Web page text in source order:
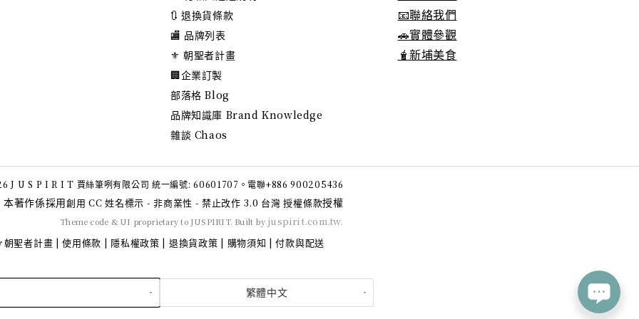
🔃 退換貨條款
🏬 品牌列表
⚜️ 朝聖者計畫
🏢企業訂製
部落格 Blog
品牌知識庫 Brand Knowledge
雜談 Chaos
📧聯絡我們
🚗實體參觀
🧋新埔美食
J U S P I R I T 賈絲筆咧有限公司 統一編號: 60601707。電聯+886 900205436
本著作係採用創用 CC 姓名標示 - 非商業性 - 禁止改作 3.0 台灣 授權條款授權
Theme code & UI proprietary to JUSPIRIT. Built by juspirit.com.tw.
聖者計畫 |使用條款 | 隱私權政策 | 退換貨政策 | 購物須知 |付款與配送